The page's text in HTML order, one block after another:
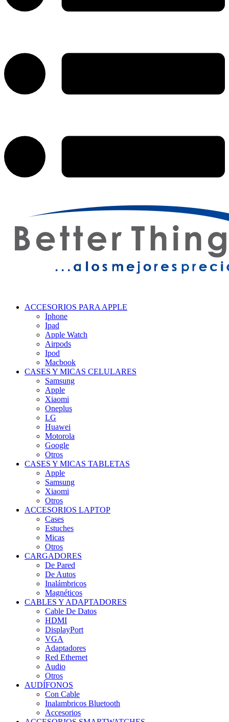
ACCESORIOS PARA APPLE
Iphone
Ipad
Apple Watch
Airpods
Ipod
Macbook
CASES Y MICAS CELULARES
Samsung
Apple
Xiaomi
Oneplus
LG
Huawei
Motorola
Google
Otros
CASES Y MICAS TABLETAS
Apple
Samsung
Xiaomi
Otros
ACCESORIOS LAPTOP
Cases
Estuches
Micas
Otros
CARGADORES
De Pared
De Autos
Inalámbricos
Magnéticos
CABLES Y ADAPTADORES
Cable De Datos
HDMI
DisplayPort
VGA
Adaptadores
Red Ethernet
Audio
Otros
AUDÍFONOS
Con Cable
Inalambricos Bluetooth
Accesorios